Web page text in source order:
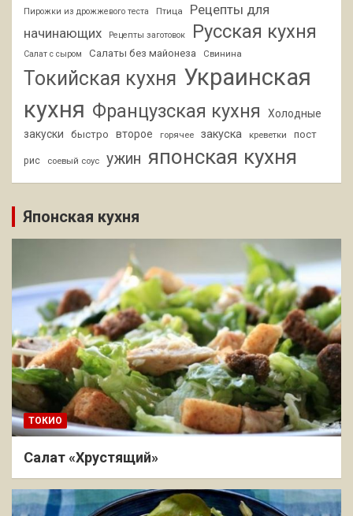
Пирожки из дрожжевого теста Птица
Рецепты для
начинающих
Рецепты заготовок Русская кухня
Салат с сыром Салаты без майонеза Свинина
Токийская кухня Украинская
кухня Французская кухня
Холодные
закуски
быстро второе горячее закуска креветки пост
рис соевый соус ужин японская кухня
Японская кухня
ТОКИО
Салат «Хрустящий»